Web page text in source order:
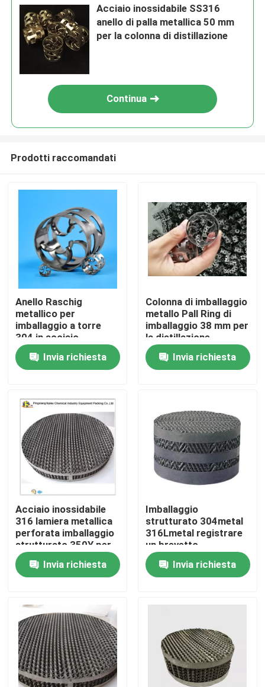
Casa.
Video
Su di noi
Visita alla fabbrica
Controllo della qualità
Contattaci
Chiedi un preventivo
Stagno molecolare PSA
Zeolite a setaccio molecolare
Acciaio inossidabile SS316
anello di palla metallica 50 mm
per la colonna di distillazione
Continua
Prodotti raccomandati
Anello Raschig
metallico per
imballaggio a torre
304 in acciaio
inossidabile Anello
RaschigInvia richiesta
Colonna di imballaggio
metallo Pall Ring di
imballaggio 38 mm per
la distillazione
Invia richiesta
Acciaio inossidabile
316 lamiera metallica
perforata imballaggio
strutturato 350Y per
colonna di distillazione
Invia richiesta
Imballaggio
strutturato 304metal
316Lmetal registrare
un brevetto
Invia richiesta